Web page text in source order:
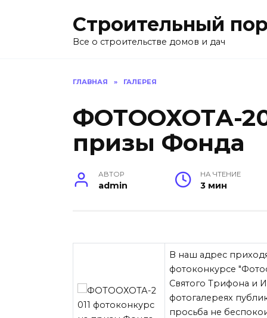
Строительный
Все о строительстве домов и дач
ГЛАВНАЯ » ГАЛЕРЕЯ
ФОТООХОТА-
призы Фонда
АВТОР
admin
НА ЧТЕНИЕ
3 мин
В наш адрес
фотоконкурсе
Святого Трифона и
фотогалереях
просьба не